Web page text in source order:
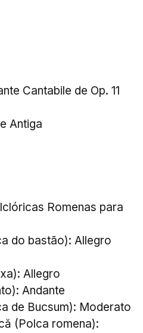
Cantabile de Op. 11
Antiga
Romenas para
do bastão): Allegro
Allegro
Andante
de Bucsum): Moderato
(Polca romena):